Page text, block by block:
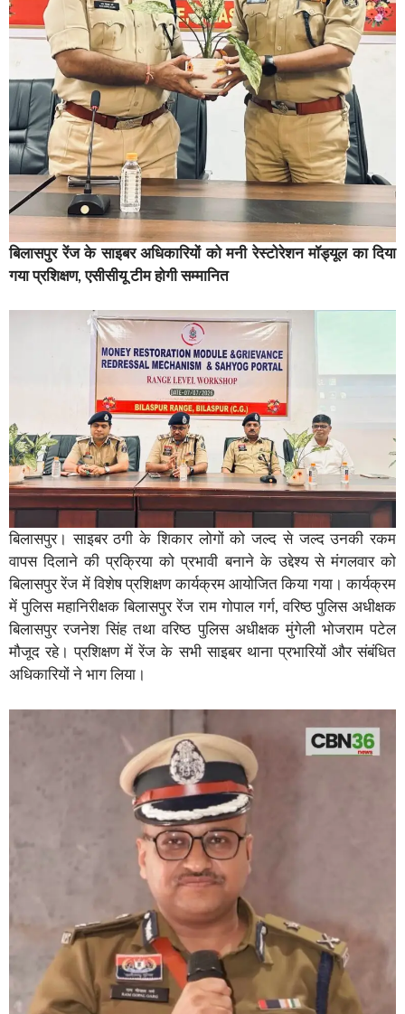
बिलासपुर रेंज के साइबर अधिकारियों को मनी रेस्टोरेशन मॉड्यूल का दिया
गया प्रशिक्षण, एसीसीयू टीम होगी सम्मानित
बिलासपुर। साइबर ठगी के शिकार लोगों को जल्द से जल्द उनकी रकम
वापस दिलाने की प्रक्रिया को प्रभावी बनाने के उद्देश्य से मंगलवार को
बिलासपुर रेंज में विशेष प्रशिक्षण कार्यक्रम आयोजित किया गया। कार्यक्रम
में पुलिस महानिरीक्षक बिलासपुर रेंज राम गोपाल गर्ग, वरिष्ठ पुलिस अधीक्षक
बिलासपुर रजनेश सिंह तथा वरिष्ठ पुलिस अधीक्षक मुंगेली भोजराम पटेल
मौजूद रहे। प्रशिक्षण में रेंज के सभी साइबर थाना प्रभारियों और संबंधित
अधिकारियों ने भाग लिया।